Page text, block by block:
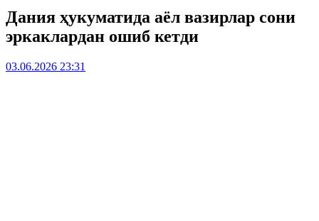
Дания ҳукуматида аёл вазирлар сони
эркаклардан ошиб кетди
03.06.2026 23:31